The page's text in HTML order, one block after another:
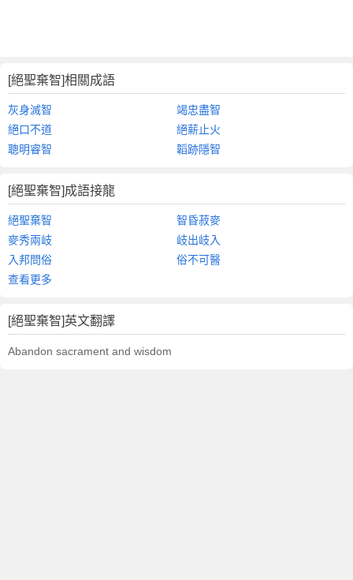
[絕聖棄智]相關成語
灰身滅智
竭忠盡智
絕口不道
絕薪止火
聰明睿智
韜跡隱智
[絕聖棄智]成語接龍
絕聖棄智
智昏菽麥
麥秀兩岐
岐出岐入
入邦問俗
俗不可醫
查看更多
[絕聖棄智]英文翻譯
Abandon sacrament and wisdom